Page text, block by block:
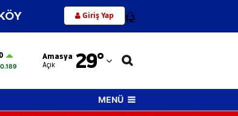
Giriş Yap 12
Amasya
Açık 29°
Adana
Adıyaman
Ağrı
MENÜ